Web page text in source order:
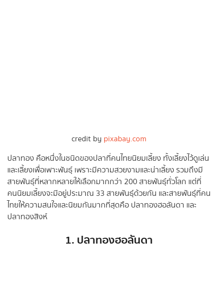
credit by pixabay.com
ปลาทอง คือหนึ่งในชนิดของปลาที่คนไทยนิยมเลี้ยง ทั้งเลี้ยงไว้ดูเล่น
และเลี้ยงเพื่อเพาะพันธุ์ เพราะมีความสวยงามและน่าเลี้ยง รวมถึงมี
สายพันธุ์ที่หลากหลายให้เลือกมากกว่า 200 สายพันธุ์ทั่วโลก แต่ที่
คนนิยมเลี้ยงจะมีอยู่ประมาณ 33 สายพันธุ์ด้วยกัน และสายพันธุ์ที่คน
ไทยให้ความสนใจและนิยมกันมากที่สุดคือ ปลาทองฮอลันดา และ
ปลาทองสิงห์
1. ปลาทองฮอลันดา